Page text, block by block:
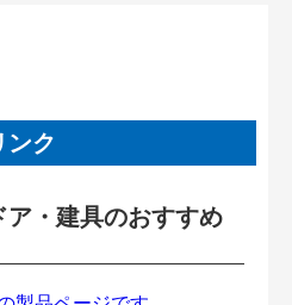
ンク
・建具のおすすめ